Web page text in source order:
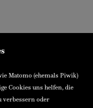
Matomo (ehemals Piwik)
Cookies uns helfen, die
verbessern oder